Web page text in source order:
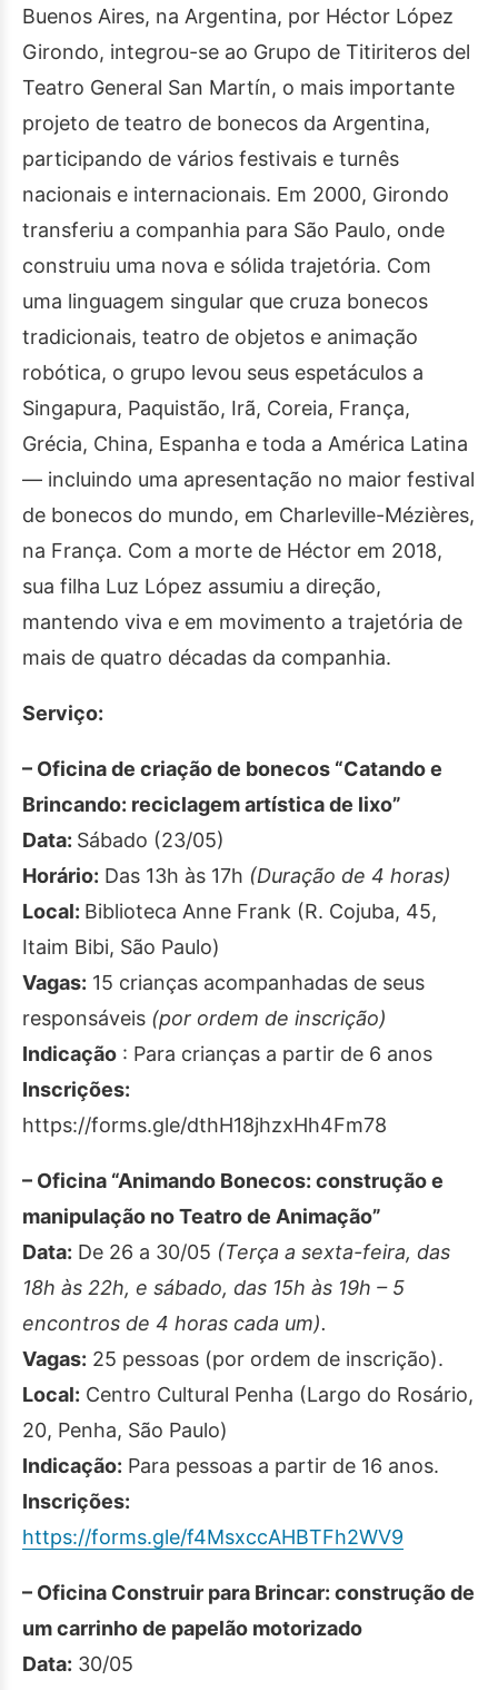
Buenos Aires, na Argentina, por Héctor López
Girondo, integrou-se ao Grupo de Titiriteros del
Teatro General San Martín, o mais importante
projeto de teatro de bonecos da Argentina,
participando de vários festivais e turnês
nacionais e internacionais. Em 2000, Girondo
transferiu a companhia para São Paulo, onde
construiu uma nova e sólida trajetória. Com
uma linguagem singular que cruza bonecos
tradicionais, teatro de objetos e animação
robótica, o grupo levou seus espetáculos a
Singapura, Paquistão, Irã, Coreia, França,
Grécia, China, Espanha e toda a América Latina
— incluindo uma apresentação no maior festival
de bonecos do mundo, em Charleville-Mézières,
na França. Com a morte de Héctor em 2018,
sua filha Luz López assumiu a direção,
mantendo viva e em movimento a trajetória de
mais de quatro décadas da companhia.
Serviço:
– Oficina de criação de bonecos “Catando e
Brincando: reciclagem artística de lixo”
Data: Sábado (23/05)
Horário: Das 13h às 17h (Duração de 4 horas)
Local: Biblioteca Anne Frank (R. Cojuba, 45,
Itaim Bibi, São Paulo)
Vagas: 15 crianças acompanhadas de seus
responsáveis (por ordem de inscrição)
Indicação : Para crianças a partir de 6 anos
Inscrições:
https://forms.gle/dthH18jhzxHh4Fm78
– Oficina “Animando Bonecos: construção e
manipulação no Teatro de Animação”
Data: De 26 a 30/05 (Terça a sexta-feira, das
18h às 22h, e sábado, das 15h às 19h – 5
encontros de 4 horas cada um).
Vagas: 25 pessoas (por ordem de inscrição).
Local: Centro Cultural Penha (Largo do Rosário,
20, Penha, São Paulo)
Indicação: Para pessoas a partir de 16 anos.
Inscrições:
https://forms.gle/f4MsxccAHBTFh2WV9
– Oficina Construir para Brincar: construção de
um carrinho de papelão motorizado
Data: 30/05